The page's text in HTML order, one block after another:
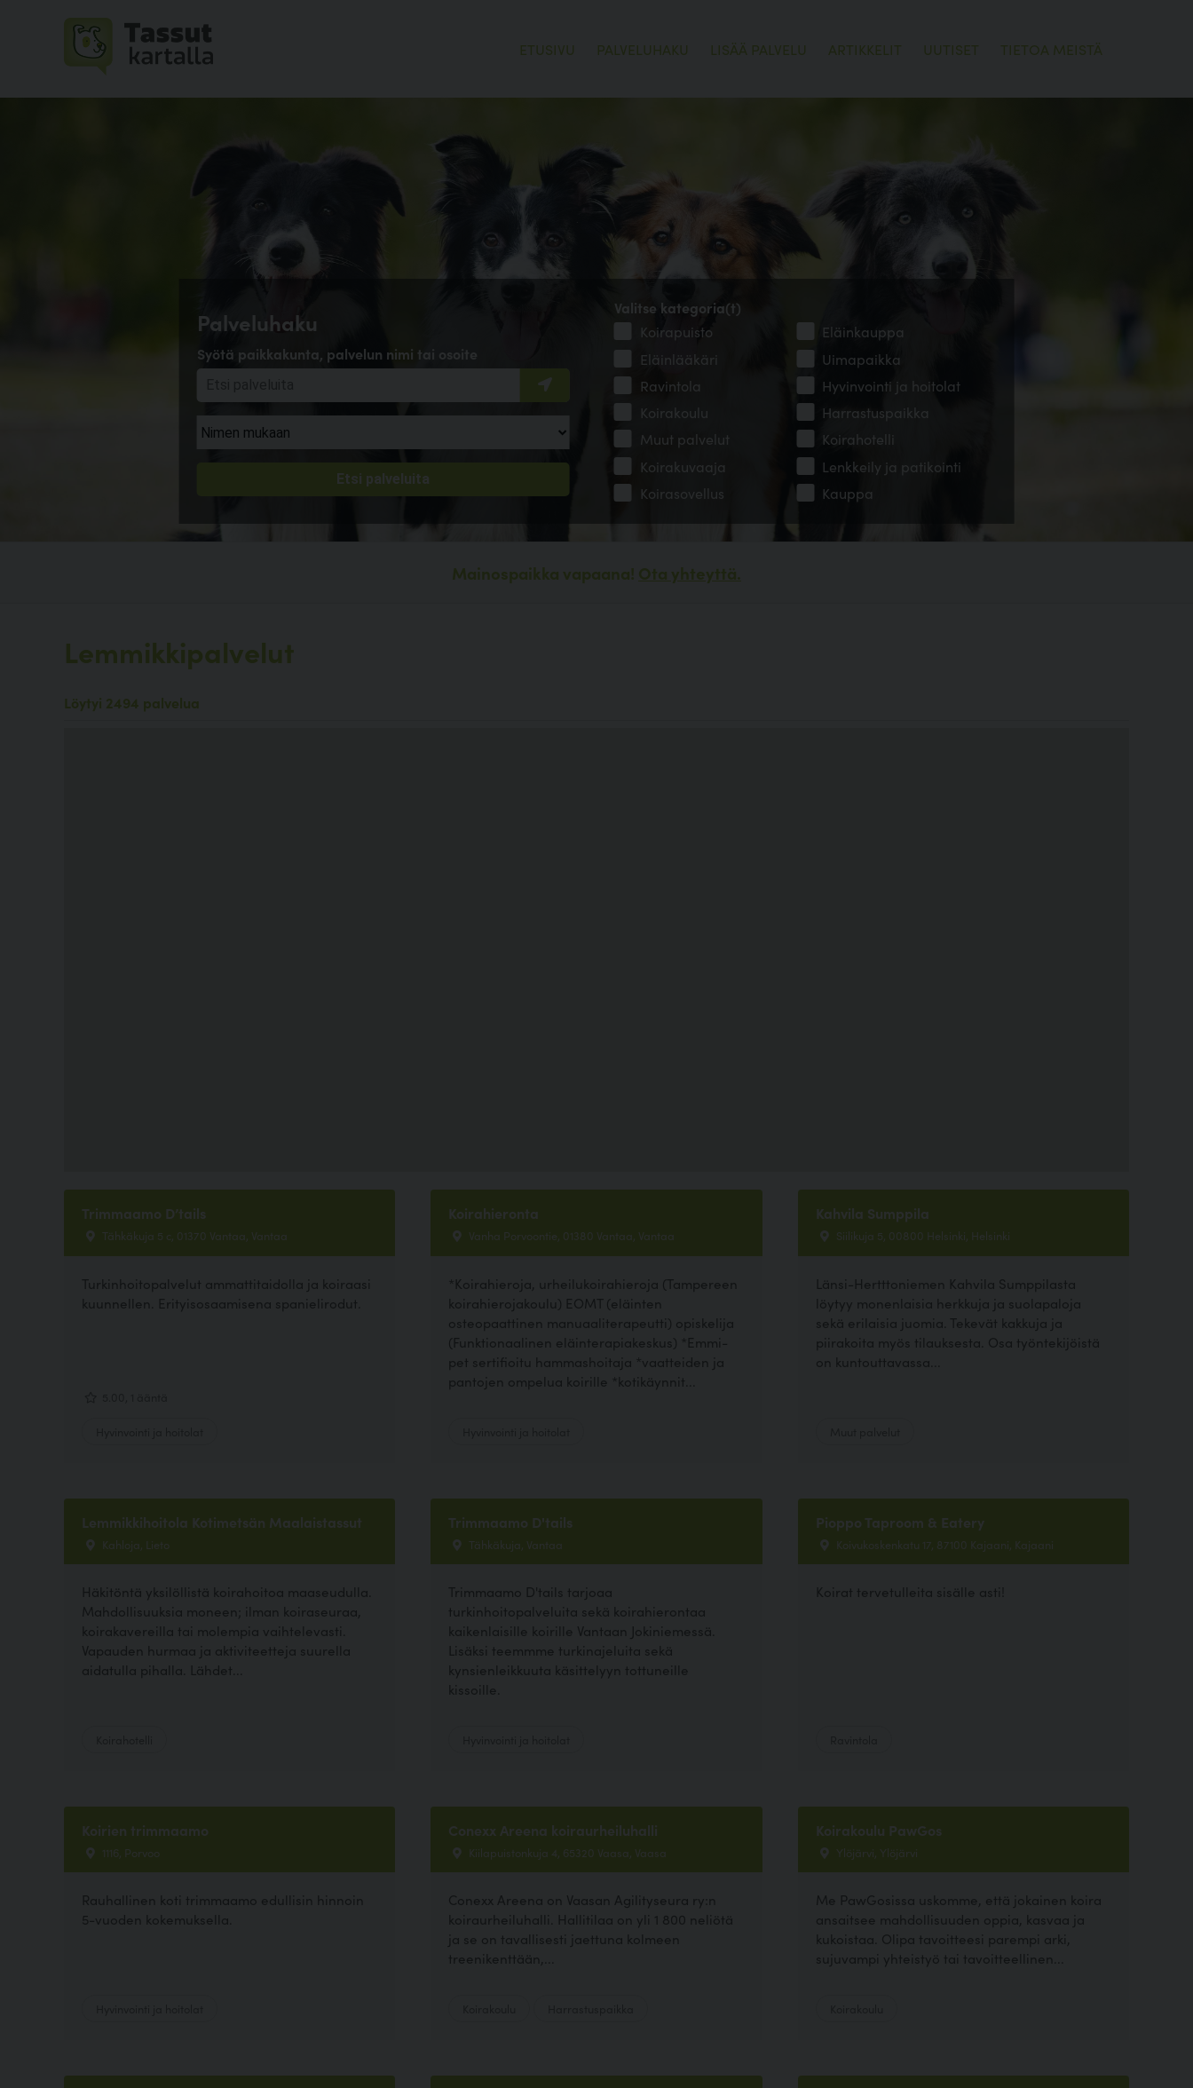
ETUSIVU PALVELUHAKU LISÄÄ PALVELU ARTIKKELIT UUTISET TIETOA MEISTÄ
Palveluhaku
Syötä paikkakunta, palvelun nimi tai osoite
Valitse kategoria(t)
Koirapuisto
Eläinkauppa
Eläinlääkäri
Uimapaikka
Ravintola
Hyvinvointi ja hoitolat
Koirakoulu
Harrastuspaikka
Muut palvelut
Koirahotelli
Koirakuvaaja
Lenkkeily ja patikointi
Koirasovellus
Kauppa
Mainospaikka vapaana! Ota yhteyttä.
Lemmikkipalvelut
Löytyi 2494 palvelua
Trimmaamo D’tails
Tähkäkuja 5 c, 01370 Vantaa, Vantaa
Turkinhoitopalvelut ammattitaidolla ja koiraasi
kuunnellen. Erityisosaamisena spanielirodut.
Koirahieronta
Vanha Porvoontie, 01380 Vantaa, Vantaa
*Koirahieroja, urheilukoirahieroja (Tampereen
koirahierojakoulu) EOMT (eläinten
osteopaattinen manuaaliterapeutti) opiskelija
(Funktionaalinen eläinterapiakeskus) *Emmi-
pet sertifioitu hammashoitaja *vaatteiden ja
pantojen ompelua koirille *kotikäynnit...
Kahvila Sumppila
Siilikuja 5, 00800 Helsinki, Helsinki
Länsi-Hertttoniemen Kahvila Sumppilasta
löytyy monenlaisia herkkuja ja suolapaloja
sekä erilaisia juomia. Tekevät kakkuja ja
piirakoita myös tilauksesta. Osa työntekijöistä
on kuntouttavassa...
Lemmikkihoitola Kotimetsän Maalaistassut
Kahloja, Lieto
Häkitöntä yksilöllistä koirahoitoa maaseudulla.
Mahdollisuuksia moneen; ilman koiraseuraa,
koirakavereilla tai molempia vaihtelevasti.
Vapauden hurmaa ja aktiviteetteja suurella
aidatulla pihalla. Lähdet...
Trimmaamo D'tails
Tähkäkuja, Vantaa
Trimmaamo D'tails tarjoaa
turkinhoitopalveluita sekä koirahierontaa
kaikenlaisille koirille Vantaan Jokiniemessä.
Lisäksi teemmme turkinajeluita sekä
kynsienleikkuuta käsittelyyn tottuneille
kissoille.
Pioppo Taproom & Eatery
Koivukoskenkatu 17, 87100 Kajaani, Kajaani
Koirat tervetulleita sisälle asti!
Koirien trimmaamo
1116, Porvoo
Rauhallinen koti trimmaamo edullisin hinnoin
5-vuoden kokemuksella.
Conexx Areena koiraurheiluhalli
Kiilapuistonkuja 4, 65320 Vaasa, Vaasa
Conexx Areena on Vaasan Agilityseura ry:n
koiraurheiluhalli. Hallitilaa on yli 1 800 neliötä
ja se on tavallisesti jaettuna kolmeen
treenikenttään,...
Koirakoulu PawGos
Ylöjärvi, Ylöjärvi
Me PawGosissa uskomme, että jokainen koira
ansaitsee mahdollisuuden oppia, kasvaa ja
kukoistaa. Olipa tavoitteesi parempi arki,
sujuvampi yhteistyö tai tavoitteellinen...